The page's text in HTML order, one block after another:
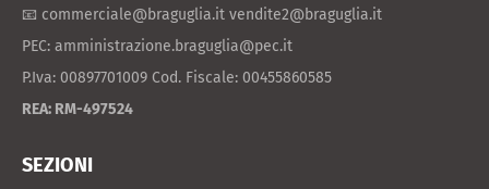
📧 commerciale@braguglia.it vendite2@braguglia.it
PEC: amministrazione.braguglia@pec.it
P.Iva: 00897701009 Cod. Fiscale: 00455860585
REA: RM-497524
SEZIONI